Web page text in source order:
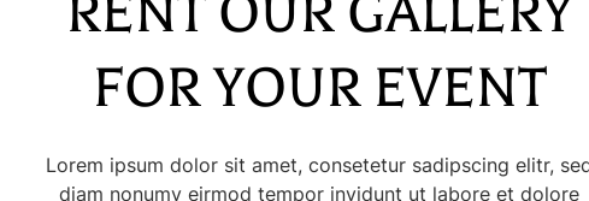
RENT OUR GALLERY
FOR YOUR EVENT
Lorem ipsum dolor sit amet, consetetur sadipscing elitr,
diam nonumy eirmod tempor invidunt ut labore et dolore